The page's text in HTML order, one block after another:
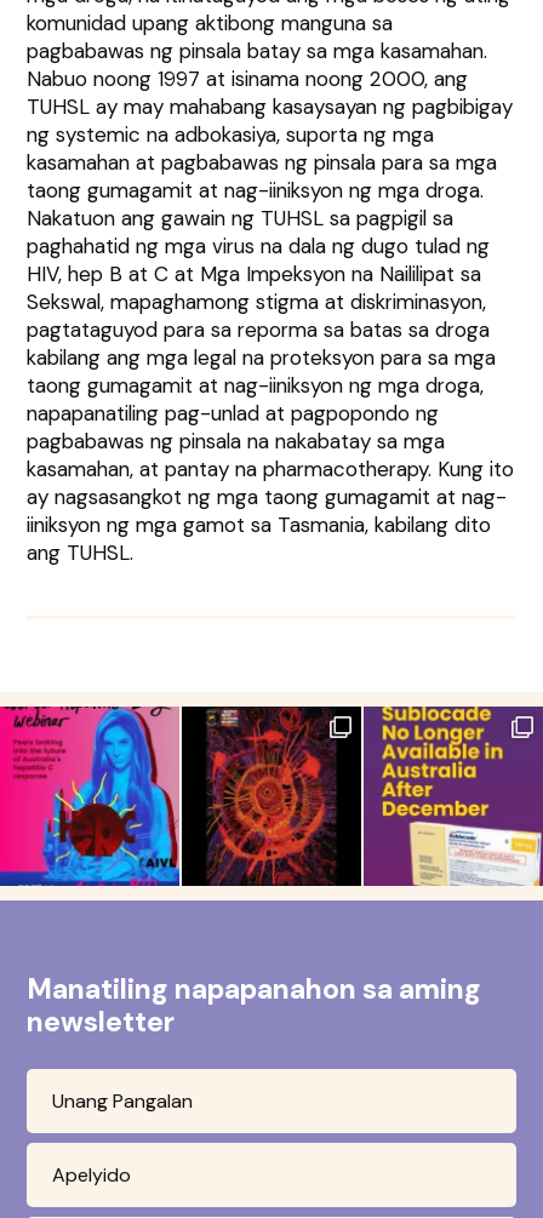
komunidad upang aktibong manguna sa
pagbabawas ng pinsala batay sa mga kasamahan.
Nabuo noong 1997 at isinama noong 2000, ang
TUHSL ay may mahabang kasaysayan ng pagbibigay
ng systemic na adbokasiya, suporta ng mga
kasamahan at pagbabawas ng pinsala para sa mga
taong gumagamit at nag-iiniksyon ng mga droga.
Nakatuon ang gawain ng TUHSL sa pagpigil sa
paghahatid ng mga virus na dala ng dugo tulad ng
HIV, hep B at C at Mga Impeksyon na Naililipat sa
Sekswal, mapaghamong stigma at diskriminasyon,
pagtataguyod para sa reporma sa batas sa droga
kabilang ang mga legal na proteksyon para sa mga
taong gumagamit at nag-iiniksyon ng mga droga,
napapanatiling pag-unlad at pagpopondo ng
pagbabawas ng pinsala na nakabatay sa mga
kasamahan, at pantay na pharmacotherapy. Kung ito
ay nagsasangkot ng mga taong gumagamit at nag-
iiniksyon ng mga gamot sa Tasmania, kabilang dito
ang TUHSL.
Manatiling napapanahon sa aming
newsletter